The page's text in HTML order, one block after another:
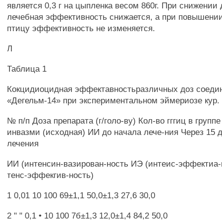
является 0,3 г на цыпленка весом 860г. При снижении
лечебная эффективность снижается, а при
птицу эффективность не изменяется.
Л
Таблица 1
Кокцидиоцидная эффектавностьразличных доз
«Дегельм-14» при экспериментальном эймериозе кур.
№ п/п Доза препарата (г/голо-ву) Кол-во гггиц в
инвазми (исходная) ИИ до начала лече-ния Через 15
лечения
ИИ (интенсин-вазирован-ность ИЭ (интеис-
тенс-эффекгив-ность)
1 0,01 10 100 69±1,1 50,0±1,3 27,6 30,0
2 " " 0,1 • 10 100 7б±1,3 12,0±1,4 84,2 50,0